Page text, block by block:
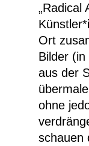
„Radical
Ort
Bilder
aus der
ohne
schauen